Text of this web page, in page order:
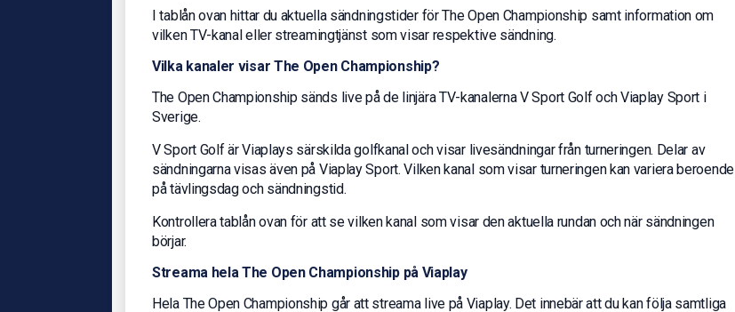
I tablån ovan hittar du aktuella sändningstider för The Open Championship samt information om
vilken TV-kanal eller streamingtjänst som visar respektive sändning.
Vilka kanaler visar The Open Championship?
The Open Championship sänds live på de linjära TV-kanalerna V Sport Golf och Viaplay Sport i
Sverige.
V Sport Golf är Viaplays särskilda golfkanal och visar livesändningar från turneringen. Delar av
sändningarna visas även på Viaplay Sport. Vilken kanal som visar turneringen kan variera beroende
på tävlingsdag och sändningstid.
Kontrollera tablån ovan för att se vilken kanal som visar den aktuella rundan och när sändningen
börjar.
Streama hela The Open Championship på Viaplay
Hela The Open Championship går att streama live på Viaplay. Det innebär att du kan följa samtliga